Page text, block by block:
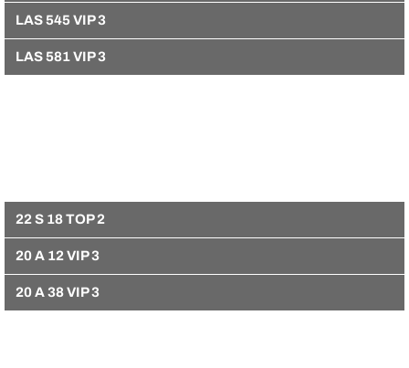
LAS 545 VIP 3
LAS 581 VIP 3
22 S 18 TOP 2
20 A 12 VIP 3
20 A 38 VIP 3